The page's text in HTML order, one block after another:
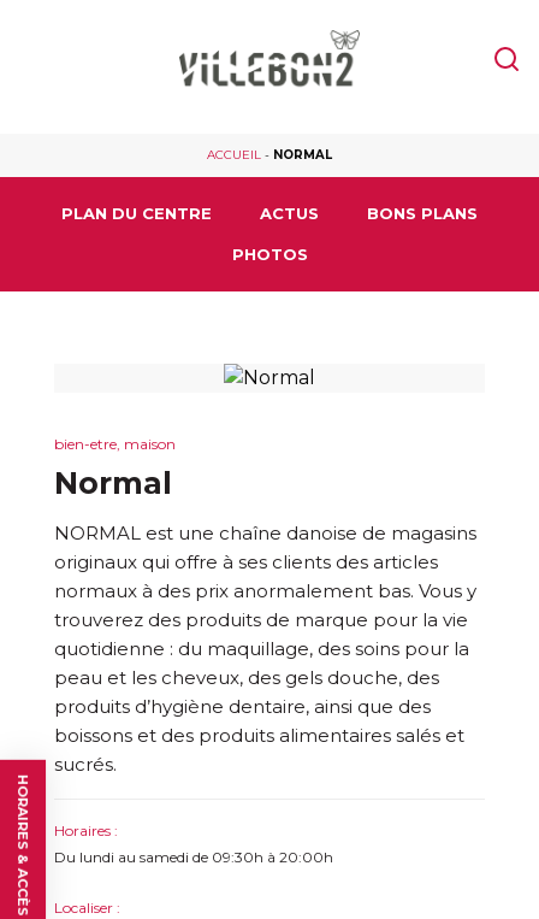
ACCUEIL - NORMAL
PLAN DU CENTRE ACTUS BONS PLANS
PHOTOS
bien-etre, maison
Normal
NORMAL est une chaîne danoise de magasins
originaux qui offre à ses clients des articles
normaux à des prix anormalement bas. Vous y
trouverez des produits de marque pour la vie
quotidienne : du maquillage, des soins pour la
peau et les cheveux, des gels douche, des
produits d’hygiène dentaire, ainsi que des
boissons et des produits alimentaires salés et
sucrés.
Horaires :
Du lundi au samedi de 09:30h à 20:00h
Localiser :
HORAIRES & ACCÈS